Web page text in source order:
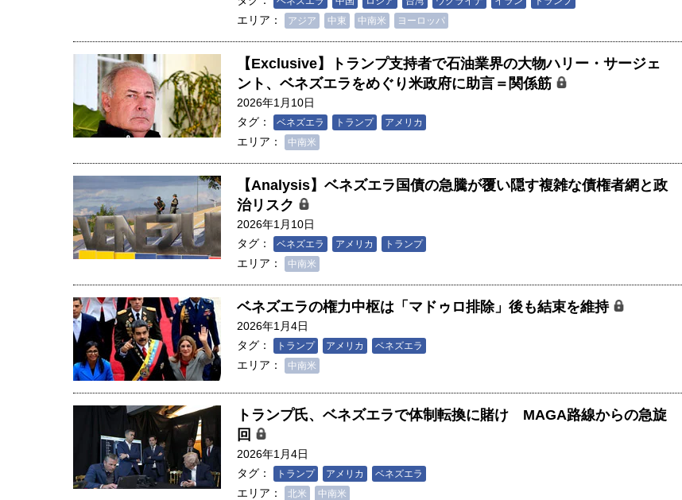
エリア： アジア 中東 中南米 ヨーロッパ
【Exclusive】トランプ支持者で石油業界の大物ハリー・サージェ
ント、ベネズエラをめぐり米政府に助言＝関係筋
2026年1月10日
タグ：
ベネズエラ トランプ アメリカ
エリア： 中南米
【Analysis】ベネズエラ国債の急騰が覆い隠す複雑な債権者網と政
治リスク
2026年1月10日
タグ：
ベネズエラ アメリカ トランプ
エリア： 中南米
ベネズエラの権力中枢は「マドゥロ排除」後も結束を維持
2026年1月4日
タグ：
トランプ アメリカ ベネズエラ
エリア： 中南米
トランプ氏、ベネズエラで体制転換に賭け MAGA路線からの急旋
回
2026年1月4日
タグ：
トランプ アメリカ ベネズエラ
エリア： 北米 中南米
合発電の現在地――実現・普及後の「世
界像」｜江尻晶・東京大学大学院新領域
創成科学研究科教授（4）｜ 関瑶子
胎動するゲームチェンジャー「南鳥島レ
サプライチェーン｜中村謙太郎・東京大
学エネルギー・資源フロンティアセンタ